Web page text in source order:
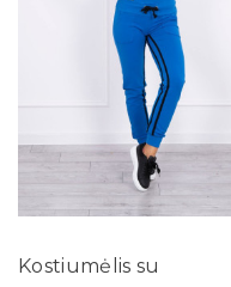
Kostiumėlis su